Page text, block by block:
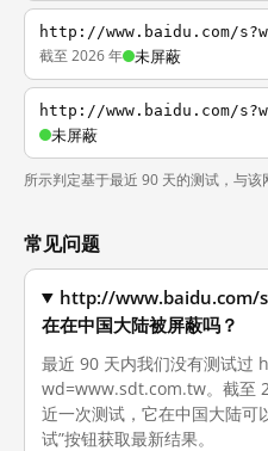
http://www.baidu.com/
截至 2026 年 未屏蔽
http://www.baidu.com/
未屏蔽
所示判定基于最近 90 天的测试，与该
常见问题
http://www.baidu.com/
在在中国大陆被屏蔽吗？
最近 90 天内我们没有测试
wd=www.sdt.com.tw。截至
近一次测试，它在中国大陆可
试”按钮获取最新结果。